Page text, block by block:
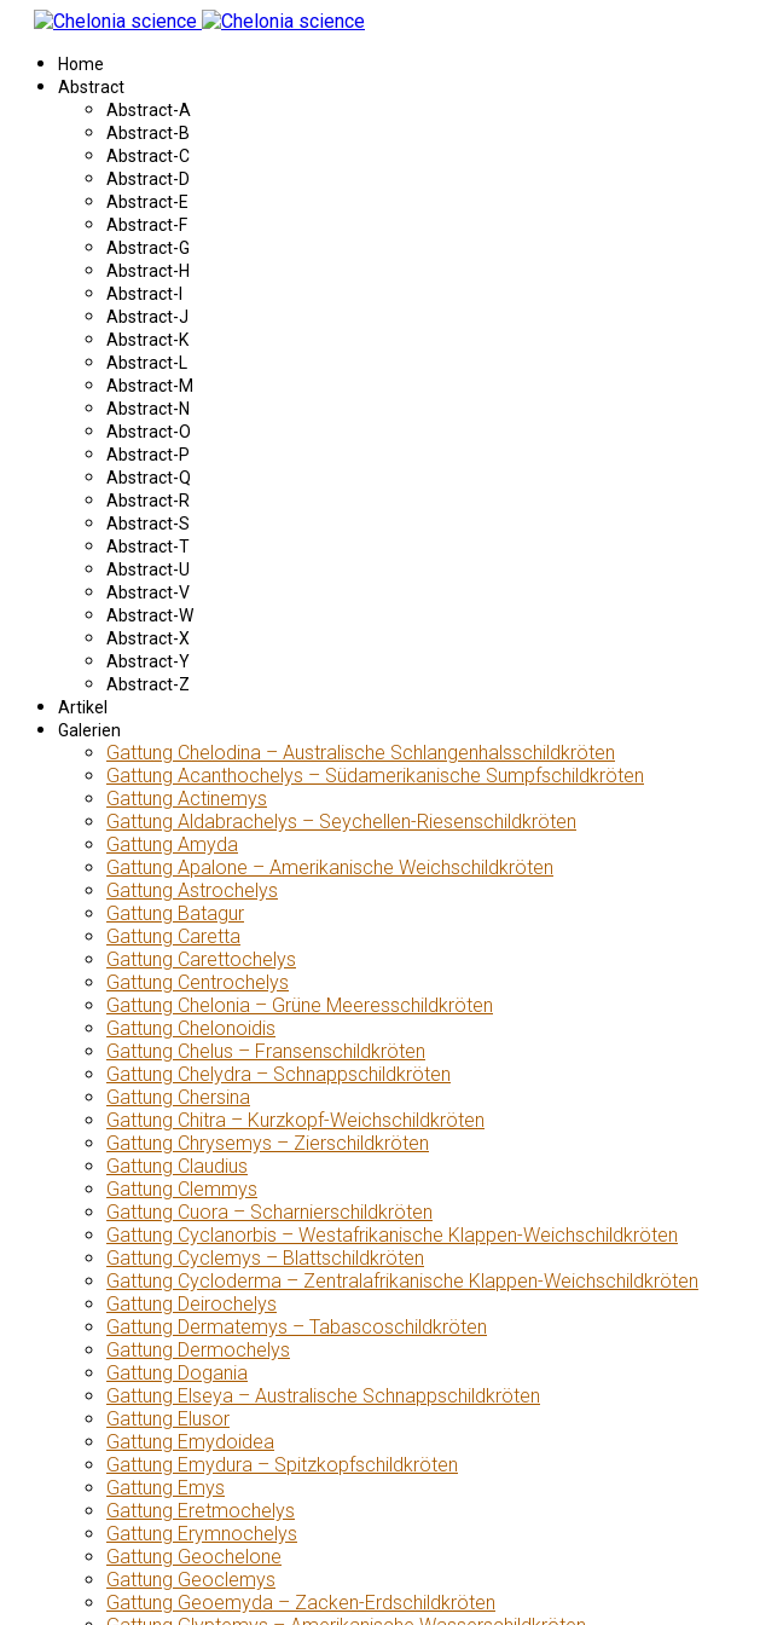
Home
Abstract
Abstract-A
Abstract-B
Abstract-C
Abstract-D
Abstract-E
Abstract-F
Abstract-G
Abstract-H
Abstract-I
Abstract-J
Abstract-K
Abstract-L
Abstract-M
Abstract-N
Abstract-O
Abstract-P
Abstract-Q
Abstract-R
Abstract-S
Abstract-T
Abstract-U
Abstract-V
Abstract-W
Abstract-X
Abstract-Y
Abstract-Z
Artikel
Galerien
Gattung Chelodina – Australische Schlangenhalsschildkröten
Gattung Acanthochelys – Südamerikanische Sumpfschildkröten
Gattung Actinemys
Gattung Aldabrachelys – Seychellen-Riesenschildkröten
Gattung Amyda
Gattung Apalone – Amerikanische Weichschildkröten
Gattung Astrochelys
Gattung Batagur
Gattung Caretta
Gattung Carettochelys
Gattung Centrochelys
Gattung Chelonia – Grüne Meeresschildkröten
Gattung Chelonoidis
Gattung Chelus – Fransenschildkröten
Gattung Chelydra – Schnappschildkröten
Gattung Chersina
Gattung Chitra – Kurzkopf-Weichschildkröten
Gattung Chrysemys – Zierschildkröten
Gattung Claudius
Gattung Clemmys
Gattung Cuora – Scharnierschildkröten
Gattung Cyclanorbis – Westafrikanische Klappen-Weichschildkröten
Gattung Cyclemys – Blattschildkröten
Gattung Cycloderma – Zentralafrikanische Klappen-Weichschildkröten
Gattung Deirochelys
Gattung Dermatemys – Tabascoschildkröten
Gattung Dermochelys
Gattung Dogania
Gattung Elseya – Australische Schnappschildkröten
Gattung Elusor
Gattung Emydoidea
Gattung Emydura – Spitzkopfschildkröten
Gattung Emys
Gattung Eretmochelys
Gattung Erymnochelys
Gattung Geochelone
Gattung Geoclemys
Gattung Geoemyda – Zacken-Erdschildkröten